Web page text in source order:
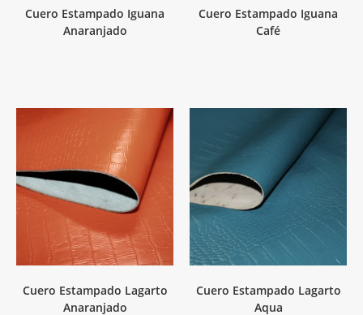
Cuero Estampado Iguana
Anaranjado
Cuero Estampado Iguana
Café
Cuero Estampado Lagarto
Anaranjado
Cuero Estampado Lagarto
Aqua